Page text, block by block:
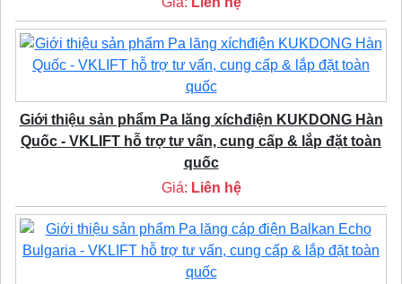
Giới thiệu sản phẩm Pa lăng xíchđiện KUKDONG Hàn
Quốc - VKLIFT hỗ trợ tư vấn, cung cấp & lắp đặt toàn
quốc
Giá: Liên hệ